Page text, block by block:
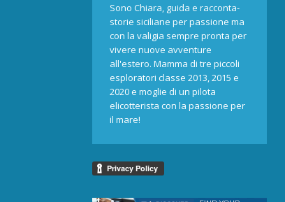
Sono Chiara, guida e racconta-
storie siciliane per passione ma
con la valigia sempre pronta per
vivere nuove avventure
all'estero. Mamma di tre piccoli
esploratori classe 2013, 2015 e
2020 e moglie di un pilota
elicotterista con la passione per
il mare!